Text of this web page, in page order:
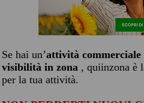
Se hai un’attività commerciale
visibilità in zona , quiinzona è
per la tua attività.